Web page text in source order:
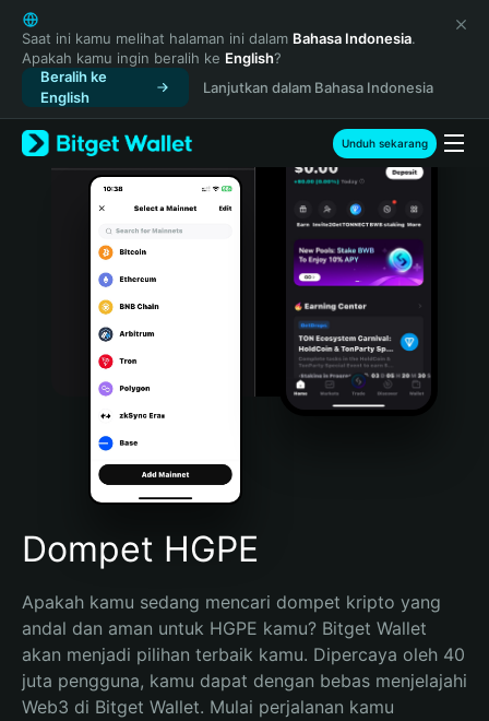
English
日本語
Tiếng Việt
Русский
Español (Latinoamérica)
Türkçe
Italiano
Português (Portugal)
Bahasa Indonesia
Português (Brasil)
Español (Argentina)
Saat ini kamu melihat halaman ini dalam Bahasa Indonesia.
Apakah kamu ingin beralih ke English?
Beralih ke
English
Lanjutkan dalam Bahasa Indonesia
Unduh sekarang
Dompet HGPE
Apakah kamu sedang mencari dompet kripto yang
andal dan aman untuk HGPE kamu? Bitget Wallet
akan menjadi pilihan terbaik kamu. Dipercaya oleh 40
juta pengguna, kamu dapat dengan bebas menjelajahi
Web3 di Bitget Wallet. Mulai perjalanan kamu